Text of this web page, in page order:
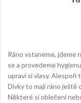
Ráno vstaneme, jdeme
se a provedeme
upraví si vlasy. Alespoň
Dívky to mají ráno ještě
Některé si oblečení